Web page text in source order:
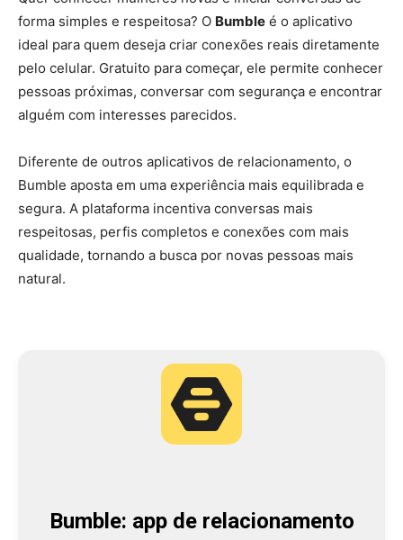
forma simples e respeitosa? O Bumble é o aplicativo
ideal para quem deseja criar conexões reais diretamente
pelo celular. Gratuito para começar, ele permite conhecer
pessoas próximas, conversar com segurança e encontrar
alguém com interesses parecidos.
Diferente de outros aplicativos de relacionamento, o
Bumble aposta em uma experiência mais equilibrada e
segura. A plataforma incentiva conversas mais
respeitosas, perfis completos e conexões com mais
qualidade, tornando a busca por novas pessoas mais
natural.
Bumble: app de relacionamento